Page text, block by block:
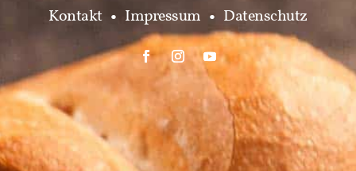
Kontakt • Impressum • Datenschutz